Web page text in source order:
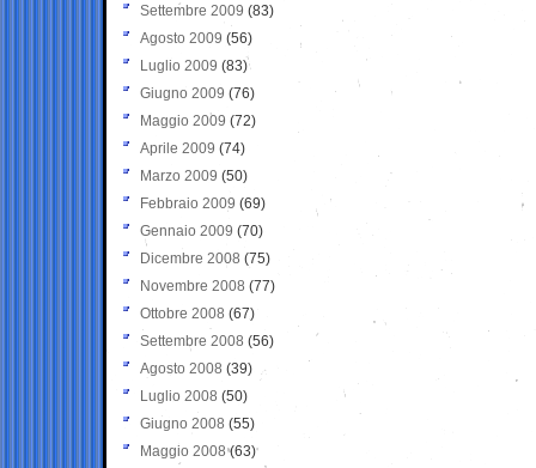
Settembre 2009 (83)
Agosto 2009 (56)
Luglio 2009 (83)
Giugno 2009 (76)
Maggio 2009 (72)
Aprile 2009 (74)
Marzo 2009 (50)
Febbraio 2009 (69)
Gennaio 2009 (70)
Dicembre 2008 (75)
Novembre 2008 (77)
Ottobre 2008 (67)
Settembre 2008 (56)
Agosto 2008 (39)
Luglio 2008 (50)
Giugno 2008 (55)
Maggio 2008(63)